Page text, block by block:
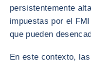
persistentemente
impuestas por el
que pueden
En este contexto,